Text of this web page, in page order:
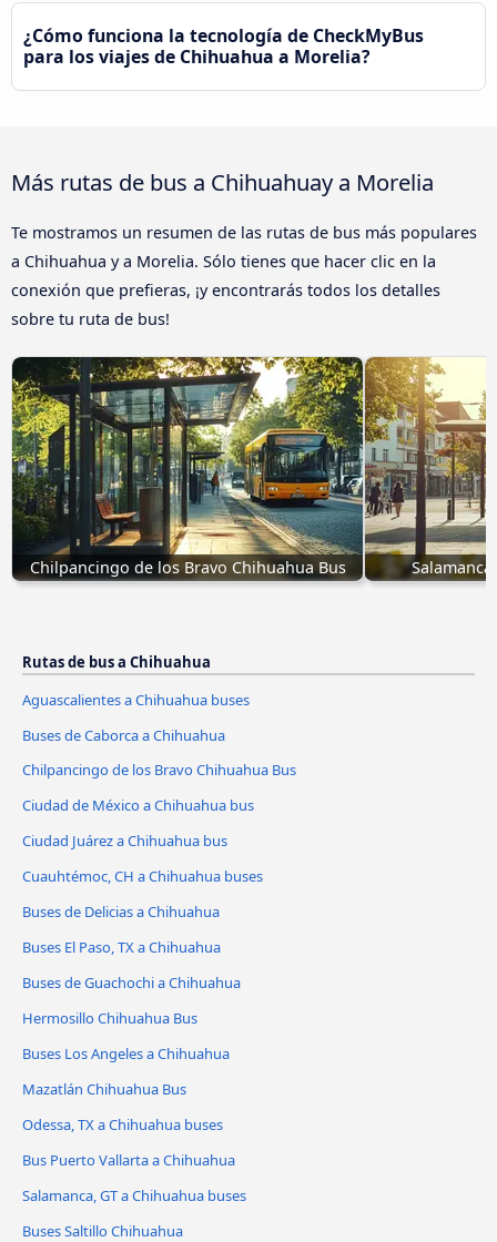
¿Cómo funciona la tecnología de CheckMyBus
para los viajes de Chihuahua a Morelia?
Más rutas de bus a Chihuahuay a Morelia
Te mostramos un resumen de las rutas de bus más populares
a Chihuahua y a Morelia. Sólo tienes que hacer clic en la
conexión que prefieras, ¡y encontrarás todos los detalles
sobre tu ruta de bus!
Chilpancingo de los Bravo Chihuahua Bus
Rutas de bus a Chihuahua
Aguascalientes a Chihuahua buses
Buses de Caborca a Chihuahua
Chilpancingo de los Bravo Chihuahua Bus
Ciudad de México a Chihuahua bus
Ciudad Juárez a Chihuahua bus
Cuauhtémoc, CH a Chihuahua buses
Buses de Delicias a Chihuahua
Buses El Paso, TX a Chihuahua
Buses de Guachochi a Chihuahua
Hermosillo Chihuahua Bus
Buses Los Angeles a Chihuahua
Mazatlán Chihuahua Bus
Odessa, TX a Chihuahua buses
Bus Puerto Vallarta a Chihuahua
Salamanca, GT a Chihuahua buses
Buses Saltillo Chihuahua